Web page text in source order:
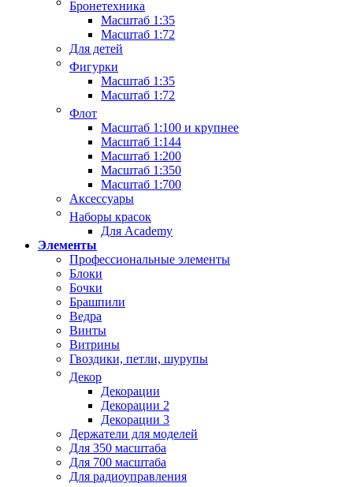
Бронетехника
Масштаб 1:35
Масштаб 1:72
Для детей
Фигурки
Масштаб 1:35
Масштаб 1:72
Флот
Масштаб 1:100 и крупнее
Масштаб 1:144
Масштаб 1:200
Масштаб 1:350
Масштаб 1:700
Аксессуары
Наборы красок
Для Academy
Элементы
Профессиональные элементы
Блоки
Бочки
Брашпили
Ведра
Винты
Витрины
Гвоздики, петли, шурупы
Декор
Декорации
Декорации 2
Декорации 3
Держатели для моделей
Для 350 масштаба
Для 700 масштаба
Для радиоуправления